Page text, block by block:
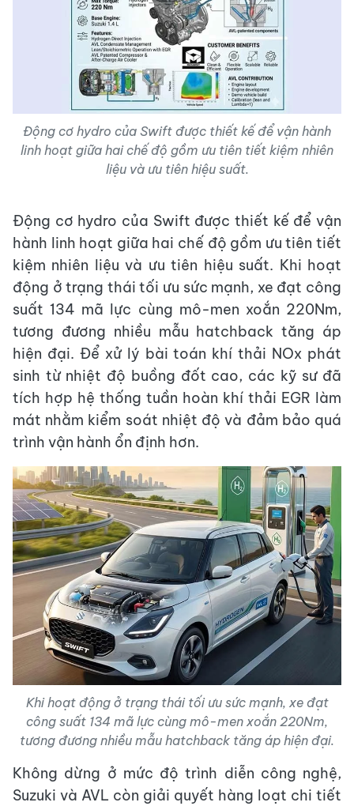
Động cơ hydro của Swift được thiết kế để vận hành
linh hoạt giữa hai chế độ gồm ưu tiên tiết kiệm nhiên
liệu và ưu tiên hiệu suất.
Động cơ hydro của Swift được thiết kế để vận
hành linh hoạt giữa hai chế độ gồm ưu tiên tiết
kiệm nhiên liệu và ưu tiên hiệu suất. Khi hoạt
động ở trạng thái tối ưu sức mạnh, xe đạt công
suất 134 mã lực cùng mô-men xoắn 220Nm,
tương đương nhiều mẫu hatchback tăng áp
hiện đại. Để xử lý bài toán khí thải NOx phát
sinh từ nhiệt độ buồng đốt cao, các kỹ sư đã
tích hợp hệ thống tuần hoàn khí thải EGR làm
mát nhằm kiểm soát nhiệt độ và đảm bảo quá
trình vận hành ổn định hơn.
Khi hoạt động ở trạng thái tối ưu sức mạnh, xe đạt
công suất 134 mã lực cùng mô-men xoắn 220Nm,
tương đương nhiều mẫu hatchback tăng áp hiện đại.
Không dừng ở mức độ trình diễn công nghệ,
Suzuki và AVL còn giải quyết hàng loạt chi tiết